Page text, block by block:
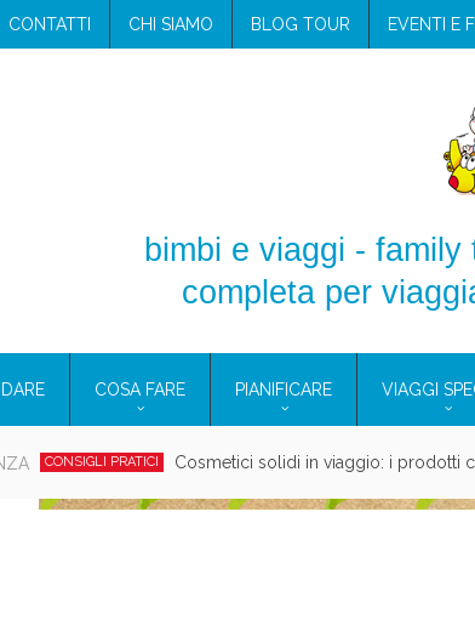
CONTATTI CHI SIAMO BLOG TOUR EVENTI E
bimbi e viaggi -
completa per
COSA FARE PIANIFICARE VIAGGI
CONSIGLI PRATICI Cosmetici solidi in viaggio: i prodotti